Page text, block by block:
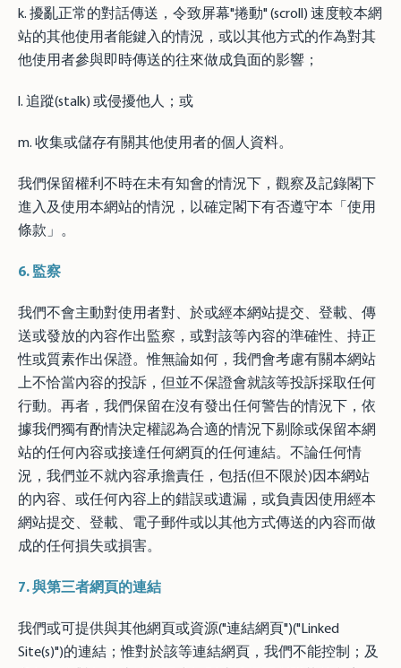
k. 擾亂正常的對話傳送，令致屏幕"捲動" (scroll) 速度較本網
站的其他使用者能鍵入的情況，或以其他方式的作為對其
他使用者參與即時傳送的往來做成負面的影響；
l. 追蹤(stalk) 或侵擾他人；或
m. 收集或儲存有關其他使用者的個人資料。
我們保留權利不時在未有知會的情況下，觀察及記錄閣下
進入及使用本網站的情況，以確定閣下有否遵守本「使用
條款」。
6. 監察
我們不會主動對使用者對、於或經本網站提交、登載、傳
送或發放的內容作出監察，或對該等內容的準確性、持正
性或質素作出保證。惟無論如何，我們會考慮有關本網站
上不恰當內容的投訴，但並不保證會就該等投訴採取任何
行動。再者，我們保留在沒有發出任何警告的情況下，依
據我們獨有酌情決定權認為合適的情況下剔除或保留本網
站的任何內容或接達任何網頁的任何連結。不論任何情
況，我們並不就內容承擔責任，包括(但不限於)因本網站
的內容、或任何內容上的錯誤或遺漏，或負責因使用經本
網站提交、登載、電子郵件或以其他方式傳送的內容而做
成的任何損失或損害。
7.與第三者網頁的連結
我們或可提供與其他網頁或資源("連結網頁")("Linked
Site(s)")的連結；惟對於該等連結網頁，我們不能控制；及